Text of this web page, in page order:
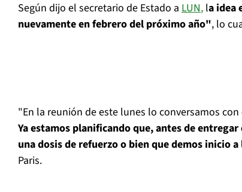
Según dijo el secretario de Estado a LUN, la idea
nuevamente en febrero del próximo año", lo
"En la reunión de este lunes lo conversamos
Ya estamos planificando que, antes de
una dosis de refuerzo o bien que demos inicio
Paris.